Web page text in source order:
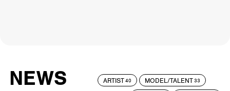
NEWS
ARTIST40 MODEL/TALENT33